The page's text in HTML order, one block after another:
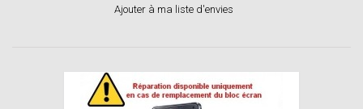
Ajouter à ma liste d'envies